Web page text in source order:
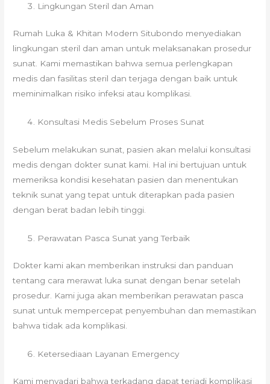
Lingkungan Steril dan Aman
Rumah Luka & Khitan Modern Situbondo menyediakan
lingkungan steril dan aman untuk melaksanakan prosedur
sunat. Kami memastikan bahwa semua perlengkapan
medis dan fasilitas steril dan terjaga dengan baik untuk
meminimalkan risiko infeksi atau komplikasi.
Konsultasi Medis Sebelum Proses Sunat
Sebelum melakukan sunat, pasien akan melalui konsultasi
medis dengan dokter sunat kami. Hal ini bertujuan untuk
memeriksa kondisi kesehatan pasien dan menentukan
teknik sunat yang tepat untuk diterapkan pada pasien
dengan berat badan lebih tinggi.
Perawatan Pasca Sunat yang Terbaik
Dokter kami akan memberikan instruksi dan panduan
tentang cara merawat luka sunat dengan benar setelah
prosedur. Kami juga akan memberikan perawatan pasca
sunat untuk mempercepat penyembuhan dan memastikan
bahwa tidak ada komplikasi.
Ketersediaan Layanan Emergency
Kami menyadari bahwa terkadang dapat terjadi komplikasi